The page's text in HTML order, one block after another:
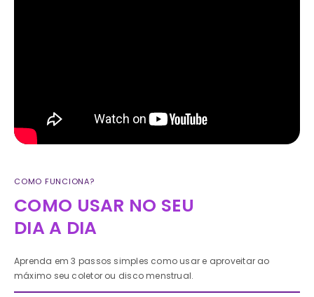
COMO FUNCIONA?
COMO USAR NO SEU
DIA A DIA
Aprenda em 3 passos simples como usar e aproveitar ao
máximo seu coletor ou disco menstrual.